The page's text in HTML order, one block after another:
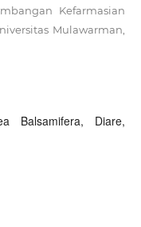
Kefarmasian
Mulawarman,
Balsamifera, Diare,